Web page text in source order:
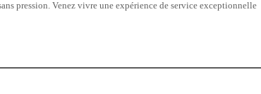
pression. Venez vivre une expérience de service exceptionnelle